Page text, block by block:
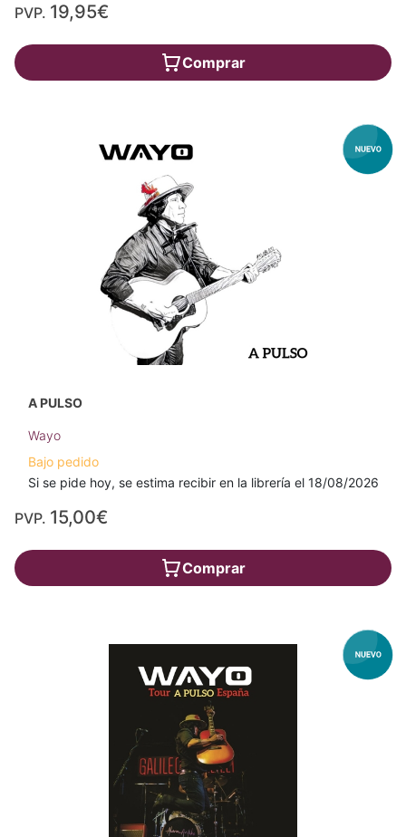
PVP. 19,95€
Comprar
A PULSO
Wayo
Bajo pedido
Si se pide hoy, se estima recibir en la librería el 18/08/2026
PVP. 15,00€
Comprar